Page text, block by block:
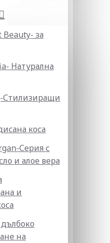
за
Натурална
Стилизиращи
коса
Серия с
и алое вера
и
на